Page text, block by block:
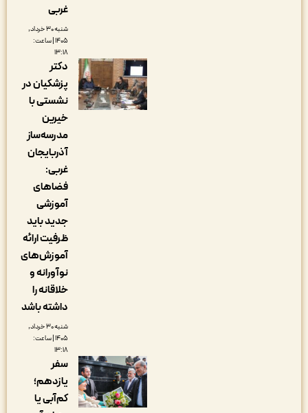
شنبه ۳۰ خرداد,
۱۴۰۵ | ساعت:
دکتر
پزشکیان در
نشستی با
مدرسه‌ساز
آذربایجان
فضاهای
آموزشی
جدید باید
ظرفیت ارائه
آموزش‌های
نوآورانه و
خلاقانه را
داشته باشد
شنبه ۳۰ خرداد,
۱۴۰۵ | ساعت:
سفر
یازدهم؛
کم‌آبی یا